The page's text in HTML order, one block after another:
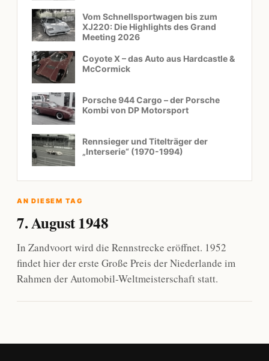
Vom Schnellsportwagen bis zum
XJ220: Die Highlights des Grand
Meeting 2026
Coyote X – das Auto aus Hardcastle &
McCormick
Porsche 944 Cargo – der Porsche
Kombi von DP Motorsport
Rennsieger und Titelträger der
„Interserie“ (1970-1994)
AN DIESEM TAG
7. August 1948
In Zandvoort wird die Rennstrecke eröffnet. 1952
findet hier der erste Große Preis der Niederlande im
Rahmen der Automobil-Weltmeisterschaft statt.